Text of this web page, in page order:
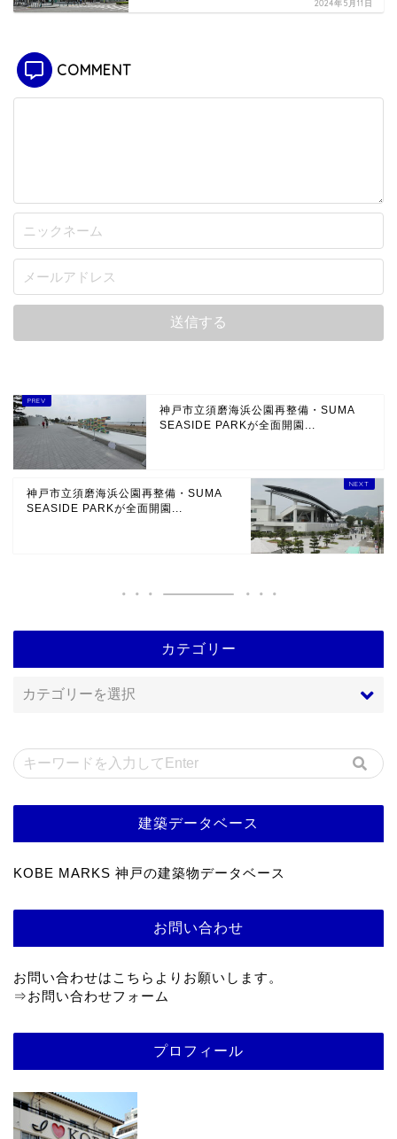
2024年5月11日
COMMENT
神戸市立須磨海浜公園再整備・SUMA
SEASIDE PARKが全面開園...
神戸市立須磨海浜公園再整備・SUMA
SEASIDE PARKが全面開園...
カテゴリー
建築データベース
KOBE MARKS 神戸の建築物データベース
お問い合わせ
お問い合わせはこちらよりお願いします。
⇒お問い合わせフォーム
プロフィール